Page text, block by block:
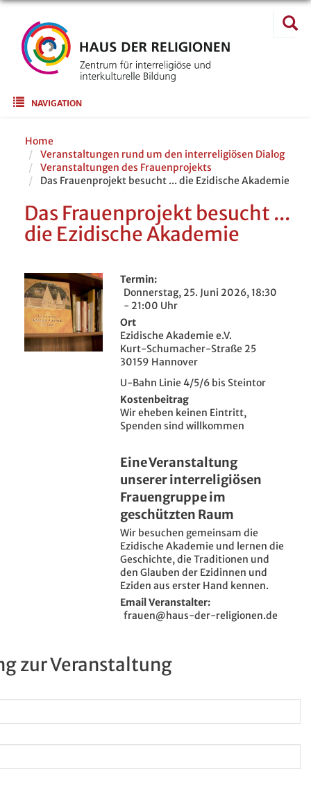
Direkt
Inhalt
Suche
Main navigation
NAVIGATION
Home
Veranstaltungen rund um den interreligiösen Dialog
Veranstaltungen des Frauenprojekts
Das Frauenprojekt besucht ... die Ezidische Akademie
Das Frauenprojekt besucht ...
die Ezidische Akademie
Termin
Donnerstag, 25. Juni 2026, 18:30
- 21:00 Uhr
Ort
Ezidische Akademie e.V.
Kurt-Schumacher-Straße 25
30159 Hannover
U-Bahn Linie 4/5/6 bis Steintor
Kostenbeitrag
Wir eheben keinen Eintritt,
Spenden sind willkommen
Eine Veranstaltung
unserer interreligiösen
Frauengruppe im
geschützten Raum
Wir besuchen gemeinsam die
Ezidische Akademie und lernen die
Geschichte, die Traditionen und
den Glauben der Ezidinnen und
Eziden aus erster Hand kennen.
Email Veranstalter
frauen@haus-der-religionen.de
zur Veranstaltung